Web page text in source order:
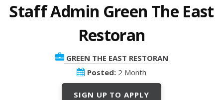
Staff Admin Green The East
Restoran
GREEN THE EAST RESTORAN
Posted: 2 Month
SIGN UP TO APPLY